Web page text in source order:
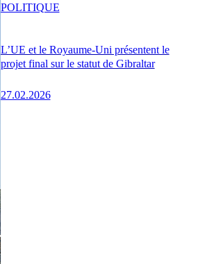
L’UE et le Royaume-Uni présentent le
projet final sur le statut de Gibraltar
27.02.2026
POLITIQUE